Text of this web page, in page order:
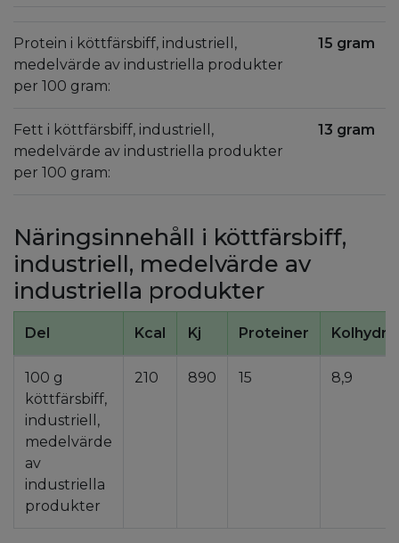
Protein i köttfärsbiff, industriell,
medelvärde av industriella produkter
per 100 gram:
15 gram
Fett i köttfärsbiff, industriell,
medelvärde av industriella produkter
per 100 gram:
13 gram
Näringsinnehåll i köttfärsbiff,
industriell, medelvärde av
industriella produkter
Del Kcal Kj Proteiner
100 g
köttfärsbiff,
industriell,
medelvärde
av
industriella
produkter
210 890 15 8,9